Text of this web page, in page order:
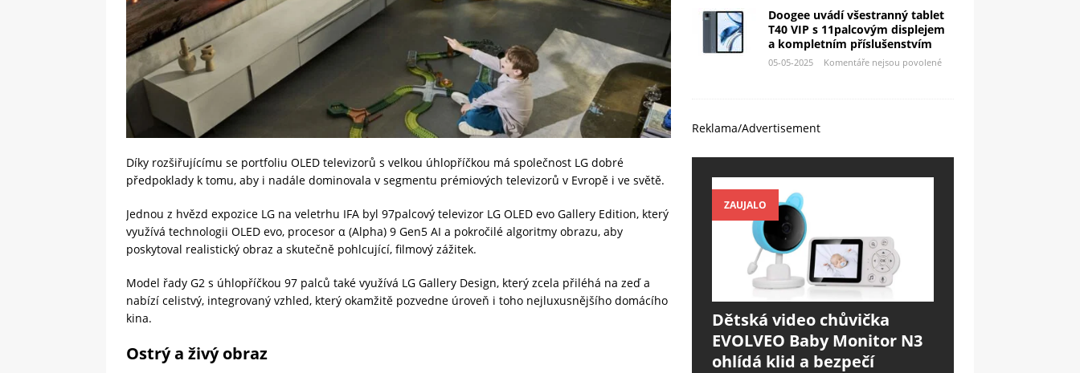
Díky rozšiřujícímu se portfoliu OLED televizorů s velkou úhlopříčkou má společnost LG dobré
předpoklady k tomu, aby i nadále dominovala v segmentu prémiových televizorů v Evropě i ve světě.
Jednou z hvězd expozice LG na veletrhu IFA byl 97palcový televizor LG OLED evo Gallery Edition, který
využívá technologii OLED evo, procesor α (Alpha) 9 Gen5 AI a pokročilé algoritmy obrazu, aby
poskytoval realistický obraz a skutečně pohlcující, filmový zážitek.
Model řady G2 s úhlopříčkou 97 palců také využívá LG Gallery Design, který zcela přiléhá na zeď a
nabízí celistvý, integrovaný vzhled, který okamžitě pozvedne úroveň i toho nejluxusnějšího domácího
kina.
Ostrý a živý obraz
Doogee uvádí všestranný tablet
T40 VIP s 11palcovým displejem
a kompletním příslušenstvím
05-05-2025 Komentáře nejsou povolené
Reklama/Advertisement
ZAUJALO
Dětská video chůvička
EVOLVEO Baby Monitor N3
ohlídá klid a bezpečí